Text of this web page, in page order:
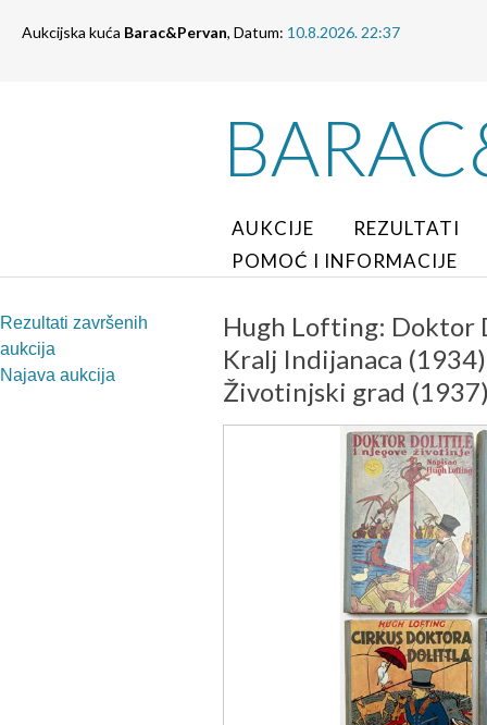
Aukcijska kuća Barac&Pervan, Datum: 10.8.2026. 22:37
AUKCIJE
REZULTATI
POMOĆ I INFORMACIJE
Rezultati završenih
aukcija
Najava aukcija
Hugh Lofting:
Kralj Indijanaca
Životinjski grad